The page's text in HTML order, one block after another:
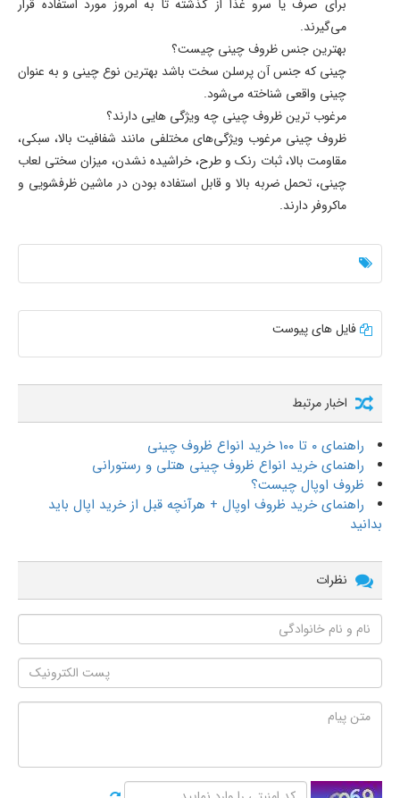
برای صرف یا سرو غذا از گذشته تا به امروز مورد استفاده قرار
می‌گیرند.
بهترین جنس ظروف چینی چیست؟
چینی که جنس آن پرسلن سخت باشد بهترین نوع چینی و به عنوان
چینی واقعی شناخته می‌شود.
مرغوب ترین ظروف چینی چه ویژگی هایی دارند؟
ظروف چینی مرغوب ویژگی‌های مختلفی مانند شفافیت بالا، سبکی،
مقاومت بالا، ثبات رنک و طرح، خراشیده نشدن، میزان سختی لعاب
چینی، تحمل ضربه بالا و قابل استفاده بودن در ماشین ظرفشویی و
ماکروفر دارند.
فایل های پیوست
اخبار مرتبط
راهنمای ۰ تا ۱۰۰ خرید انواع ظروف چینی
راهنمای خرید انواع ظروف چینی هتلی و رستورانی
ظروف اوپال چیست؟
راهنمای خرید ظروف اوپال + هرآنچه قبل از خرید اپال باید
بدانید
نظرات